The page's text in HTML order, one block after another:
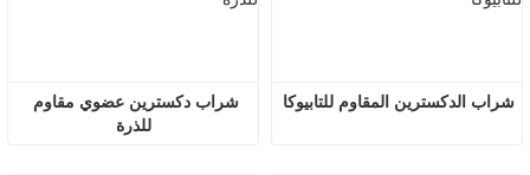
للذرة
شراب الدكسترين المقاوم للتابيوكا